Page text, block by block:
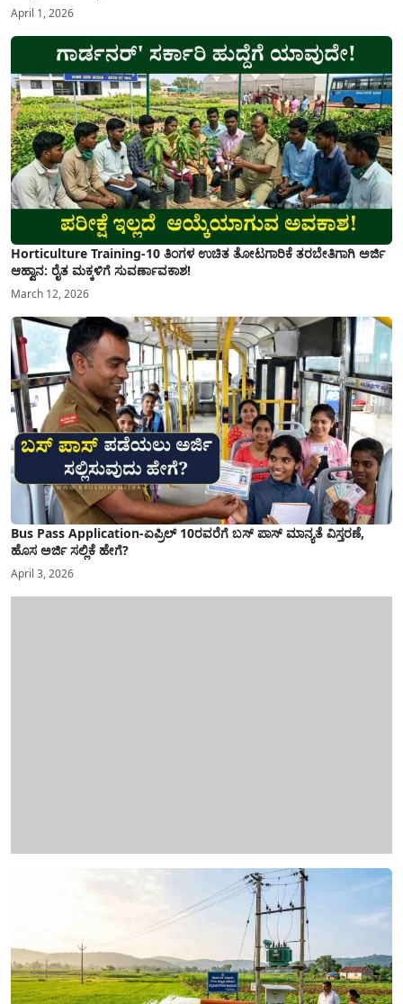
April 1, 2026
Horticulture Training-10 ತಿಂಗಳ ಉಚಿತ ತೋಟಗಾರಿಕೆ ತರಬೇತಿಗಾಗಿ ಅರ್ಜಿ
ಆಹ್ವಾನ: ರೈತ ಮಕ್ಕಳಿಗೆ ಸುವರ್ಣಾವಕಾಶ!
March 12, 2026
Bus Pass Application-ಏಪ್ರಿಲ್ 10ರವರೆಗೆ ಬಸ್ ಪಾಸ್ ಮಾನ್ಯತೆ ವಿಸ್ತರಣೆ,
ಹೊಸ ಅರ್ಜಿ ಸಲ್ಲಿಕೆ ಹೇಗೆ?
April 3, 2026